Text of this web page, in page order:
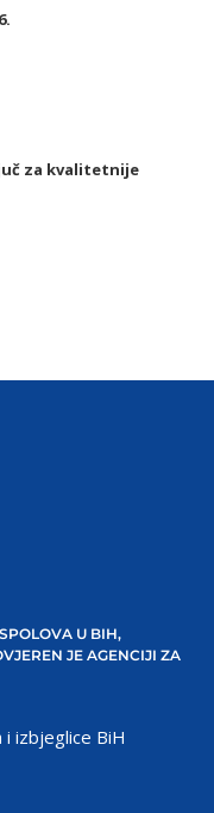
za kvalitetnije
U BIH,
JE AGENCIJI ZA
izbjeglice BiH